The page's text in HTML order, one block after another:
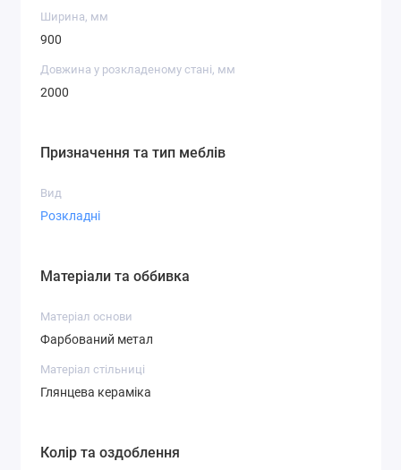
Ширина, мм
900
Довжина у розкладеному стані, мм
2000
Призначення та тип меблів
Вид
Розкладні
Матеріали та оббивка
Матеріал основи
Фарбований метал
Матеріал стільниці
Глянцева кераміка
Колір та оздоблення